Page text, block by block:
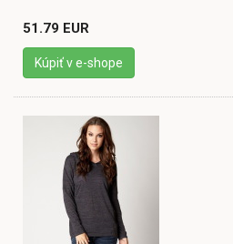
51.79 EUR
Kúpiť v e-shope